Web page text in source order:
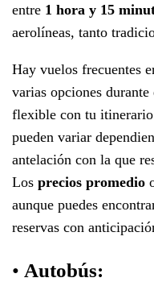
entre 1 hora y 15
aerolíneas, tanto
Hay vuelos frecuentes
varias opciones
flexible con tu
pueden variar
antelación con la que
Los precios promedio
aunque puedes
reservas con
• Autobús: